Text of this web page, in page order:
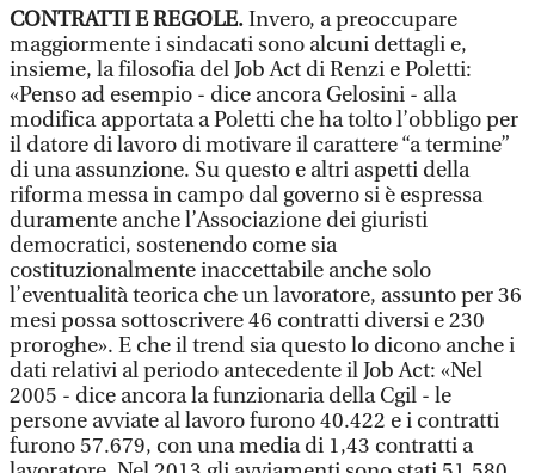
CONTRATTI E REGOLE.Invero, a preoccupare
maggiormente i sindacati sono alcuni dettagli e,
insieme, la filosofia del Job Act di Renzi e Poletti:
«Penso ad esempio - dice ancora Gelosini - alla
modifica apportata a Poletti che ha tolto l’obbligo per
il datore di lavoro di motivare il carattere “a termine”
di una assunzione. Su questo e altri aspetti della
riforma messa in campo dal governo si è espressa
duramente anche l’Associazione dei giuristi
democratici, sostenendo come sia
costituzionalmente inaccettabile anche solo
l’eventualità teorica che un lavoratore, assunto per 36
mesi possa sottoscrivere 46 contratti diversi e 230
proroghe». E che il trend sia questo lo dicono anche i
dati relativi al periodo antecedente il Job Act: «Nel
2005 - dice ancora la funzionaria della Cgil - le
persone avviate al lavoro furono 40.422 e i contratti
furono 57.679, con una media di 1,43 contratti a